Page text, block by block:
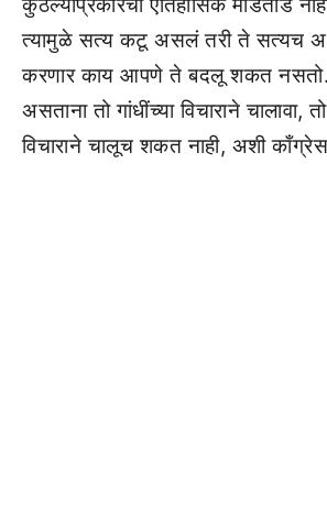
त्यामुळे सत्य कटू असलं तरी ते सत्यच
करणार काय आपणे ते बदलू शकत
असताना तो गांधींच्या विचाराने चालावा,
विचाराने चालूच शकत नाही, अशी